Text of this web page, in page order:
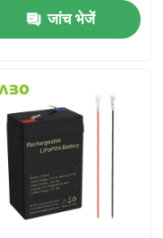
जांच भेजें